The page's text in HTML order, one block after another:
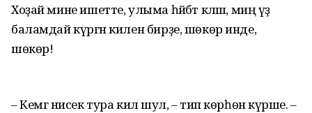
Хоҙай мине ишетте, улыма һәйбәт кәләш, миңә үҙ
баламдай күргән килен бирҙе, шөкөр инде,
шөкөр!
– Кемгә нисек тура килә шул, – тип көрһөнә күрше. –